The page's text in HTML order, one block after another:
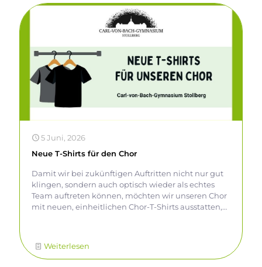
5 Juni, 2026
Neue T-Shirts für den Chor
Damit wir bei zukünftigen Auftritten nicht nur gut
klingen, sondern auch optisch wieder als echtes
Team auftreten können, möchten wir unseren Chor
mit neuen, einheitlichen Chor-T-Shirts ausstatten,
Anschaffung mit hohen Kosten verbunden, weshalb
wir einen kleinen Spendenaufruf gestartet haben.
Weiterlesen